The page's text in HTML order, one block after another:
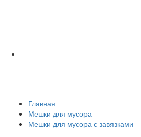
Главная
Мешки для мусора
Мешки для мусора с завязками